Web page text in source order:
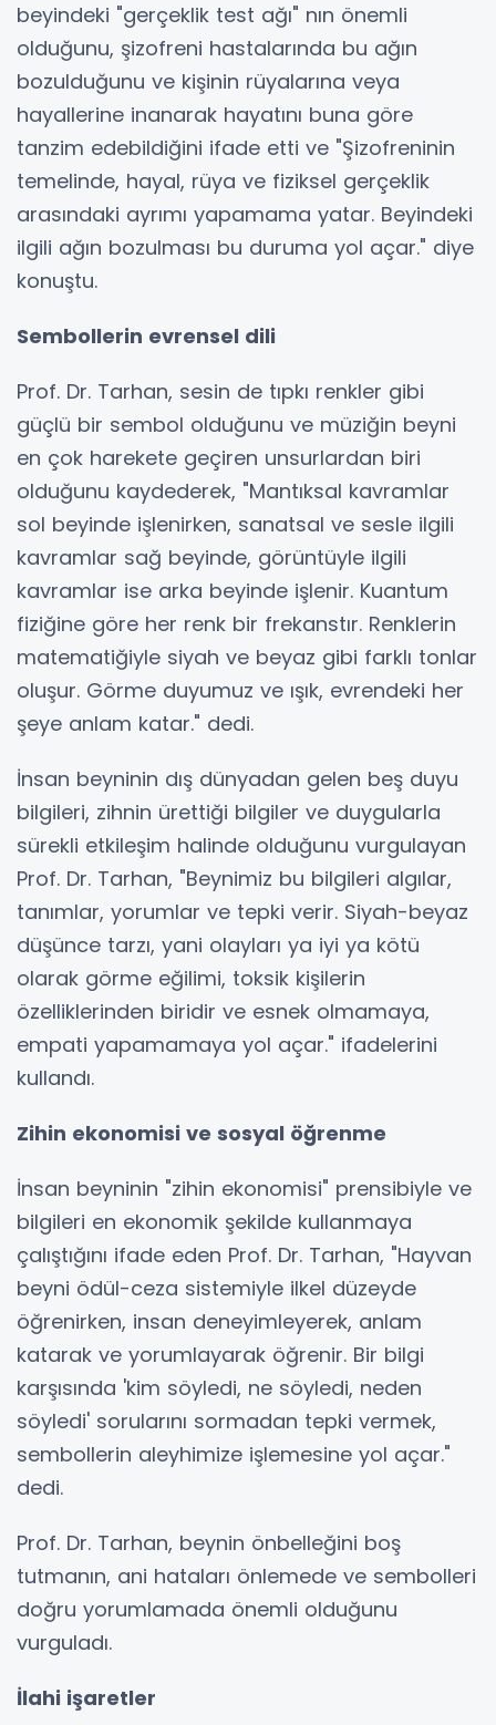
beyindeki "gerçeklik test ağı" nın önemli
olduğunu, şizofreni hastalarında bu ağın
bozulduğunu ve kişinin rüyalarına veya
hayallerine inanarak hayatını buna göre
tanzim edebildiğini ifade etti ve "Şizofreninin
temelinde, hayal, rüya ve fiziksel gerçeklik
arasındaki ayrımı yapamama yatar. Beyindeki
ilgili ağın bozulması bu duruma yol açar." diye
konuştu.
Sembollerin evrensel dili
Prof. Dr. Tarhan, sesin de tıpkı renkler gibi
güçlü bir sembol olduğunu ve müziğin beyni
en çok harekete geçiren unsurlardan biri
olduğunu kaydederek, "Mantıksal kavramlar
sol beyinde işlenirken, sanatsal ve sesle ilgili
kavramlar sağ beyinde, görüntüyle ilgili
kavramlar ise arka beyinde işlenir. Kuantum
fiziğine göre her renk bir frekanstır. Renklerin
matematiğiyle siyah ve beyaz gibi farklı tonlar
oluşur. Görme duyumuz ve ışık, evrendeki her
şeye anlam katar." dedi.
İnsan beyninin dış dünyadan gelen beş duyu
bilgileri, zihnin ürettiği bilgiler ve duygularla
sürekli etkileşim halinde olduğunu vurgulayan
Prof. Dr. Tarhan, "Beynimiz bu bilgileri algılar,
tanımlar, yorumlar ve tepki verir. Siyah-beyaz
düşünce tarzı, yani olayları ya iyi ya kötü
olarak görme eğilimi, toksik kişilerin
özelliklerinden biridir ve esnek olmamaya,
empati yapamamaya yol açar." ifadelerini
kullandı.
Zihin ekonomisi ve sosyal öğrenme
İnsan beyninin "zihin ekonomisi" prensibiyle ve
bilgileri en ekonomik şekilde kullanmaya
çalıştığını ifade eden Prof. Dr. Tarhan, "Hayvan
beyni ödül-ceza sistemiyle ilkel düzeyde
öğrenirken, insan deneyimleyerek, anlam
katarak ve yorumlayarak öğrenir. Bir bilgi
karşısında 'kim söyledi, ne söyledi, neden
söyledi' sorularını sormadan tepki vermek,
sembollerin aleyhimize işlemesine yol açar."
dedi.
Prof. Dr. Tarhan, beynin önbelleğini boş
tutmanın, ani hataları önlemede ve sembolleri
doğru yorumlamada önemli olduğunu
vurguladı.
İlahi işaretler